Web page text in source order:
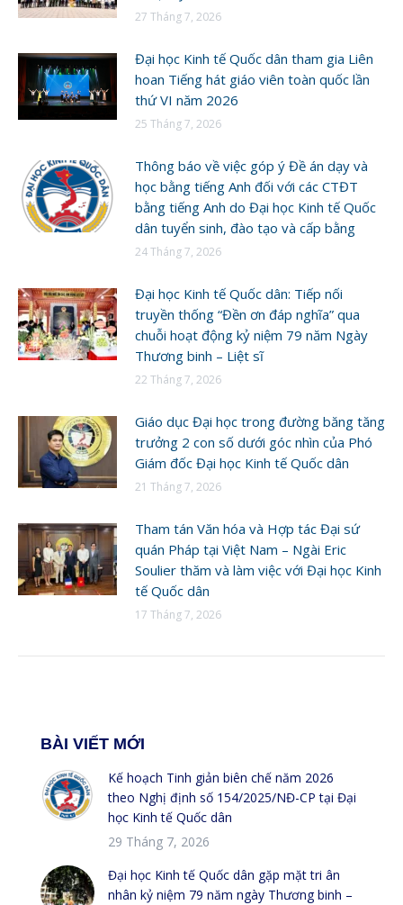
27 Tháng 7, 2026
Đại học Kinh tế Quốc dân tham gia Liên
hoan Tiếng hát giáo viên toàn quốc lần
thứ VI năm 2026
25 Tháng 7, 2026
Thông báo về việc góp ý Đề án dạy và
học bằng tiếng Anh đối với các CTĐT
bằng tiếng Anh do Đại học Kinh tế Quốc
dân tuyển sinh, đào tạo và cấp bằng
24 Tháng 7, 2026
Đại học Kinh tế Quốc dân: Tiếp nối
truyền thống “Đền ơn đáp nghĩa” qua
chuỗi hoạt động kỷ niệm 79 năm Ngày
Thương binh – Liệt sĩ
22 Tháng 7, 2026
Giáo dục Đại học trong đường băng tăng
trưởng 2 con số dưới góc nhìn của Phó
Giám đốc Đại học Kinh tế Quốc dân
21 Tháng 7, 2026
Tham tán Văn hóa và Hợp tác Đại sứ
quán Pháp tại Việt Nam – Ngài Eric
Soulier thăm và làm việc với Đại học Kinh
tế Quốc dân
17 Tháng 7, 2026
BÀI VIẾT MỚI
Kế hoạch Tinh giản biên chế năm 2026
theo Nghị định số 154/2025/NĐ-CP tại Đại
học Kinh tế Quốc dân
29 Tháng 7, 2026
Đại học Kinh tế Quốc dân gặp mặt tri ân
nhân kỷ niệm 79 năm ngày Thương binh –